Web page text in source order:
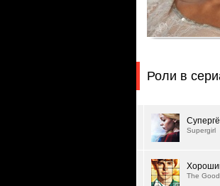
Роли в
Supergirl
The